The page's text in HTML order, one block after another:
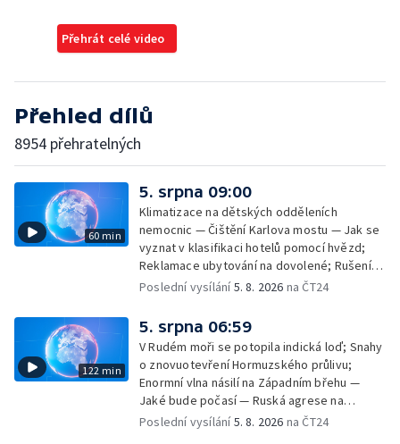
Přehrát celé video
Přehled dílů
8954 přehratelných
60 min
5. srpna 09:00
Klimatizace na dětských odděleních
nemocnic — Čištění Karlova mostu — Jak se
vyznat v klasifikaci hotelů pomocí hvězd;
Reklamace ubytování na dovolené; Rušení
dovolené kvůli přírodním živlům; Práva
na dovolené v zahraničí; Platby a výběry na
dovolené v zahraničí — Těžba léčivé rašeliny
u Malé Morávky
Poslední vysílání5. 8. 2026 na ČT24
122 min
5. srpna 06:59
V Rudém moři se potopila indická loď; Snahy
o znovuotevření Hormuzského průlivu;
Enormní vlna násilí na Západním břehu —
Jaké bude počasí — Ruská agrese na
Ukrajině — Vliv veder na lidské orgány — Při
Poslední vysílání5. 8. 2026 na ČT24